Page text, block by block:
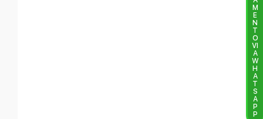
M
E
N
T
O
VI
A
W
H
A
T
S
A
P
P